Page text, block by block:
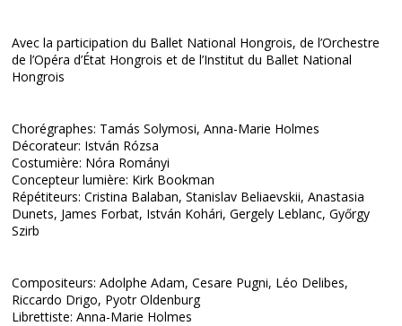
Avec la participation du Ballet National Hongrois, de l’Orchestre
de l’Opéra d’État Hongrois et de l’Institut du Ballet National
Hongrois
Chorégraphes: Tamás Solymosi, Anna-Marie Holmes
Décorateur: István Rózsa
Costumière: Nóra Rományi
Concepteur lumière: Kirk Bookman
Répétiteurs: Cristina Balaban, Stanislav Beliaevskii, Anastasia
Dunets, James Forbat, István Kohári, Gergely Leblanc, Győrgy
Szirb
Compositeurs: Adolphe Adam, Cesare Pugni, Léo Delibes,
Riccardo Drigo, Pyotr Oldenburg
Librettiste: Anna-Marie Holmes